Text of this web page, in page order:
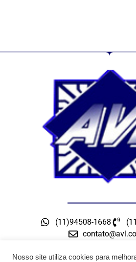
(11)94508-1668
do Sul –
Nosso site utiliza cookies para